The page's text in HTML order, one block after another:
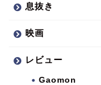
息抜き
映画
レビュー
Gaomon